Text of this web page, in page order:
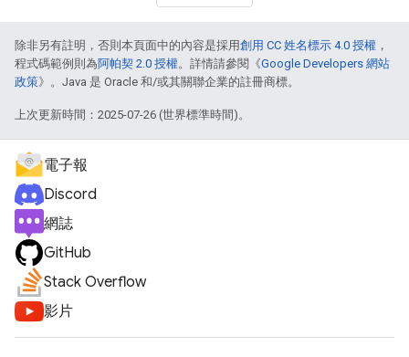
除非另有註明，否則本頁面中的內容是採用創用 CC 姓名標示 4.0 授權 ，
程式碼範例則為阿帕契 2.0 授權。詳情請參閱《Google Developers 網站
政策》。Java 是 Oracle 和/或其關聯企業的註冊商標。
上次更新時間：2025-07-26 (世界標準時間)。
電子報
Discord
網誌
GitHub
Stack Overflow
影片